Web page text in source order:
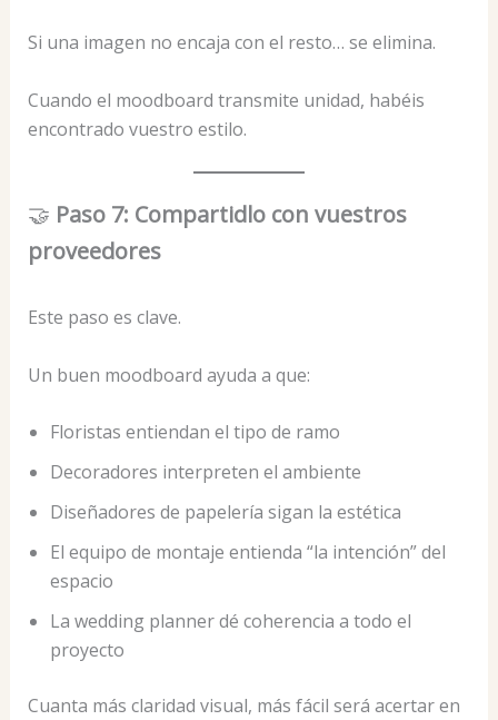
Si una imagen no encaja con el resto… se elimina.
Cuando el moodboard transmite unidad, habéis
encontrado vuestro estilo.
🤝 Paso 7: Compartidlo con vuestros
proveedores
Este paso es clave.
Un buen moodboard ayuda a que:
Floristas entiendan el tipo de ramo
Decoradores interpreten el ambiente
Diseñadores de papelería sigan la estética
El equipo de montaje entienda “la intención” del
espacio
La wedding planner dé coherencia a todo el
proyecto
Cuanta más claridad visual, más fácil será acertar en